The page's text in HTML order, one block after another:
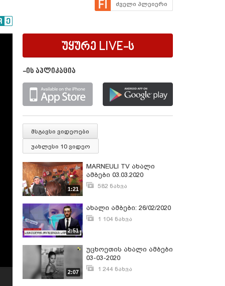
ძველი პლეიერი
უყურე LIVE-ს
-ის აპლიკაცია
მსგავსი ვიდეოები
უახლესი 10 ვიდეო
1:21
MARNEULI TV ახალი
ამბები 03.03.2020
582 ნახვა
2:51
ახალი ამბები: 26/02/2020
1 104 ნახვა
2:07
უცხოეთის ახალი ამბები
03-03-2020
1 244 ნახვა